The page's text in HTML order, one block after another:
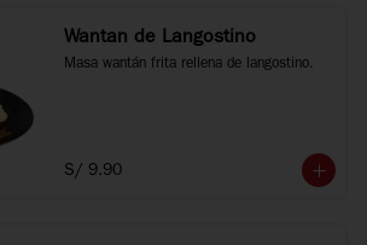
Wantan de Langostino
Masa wantán frita rellena de langostino.
S/ 9.90